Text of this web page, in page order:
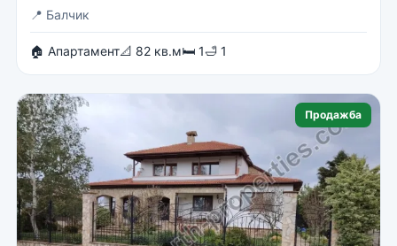
📍 Балчик
🏠 Апартамент📐 82 кв.м🛏 1🛁 1
Продажба